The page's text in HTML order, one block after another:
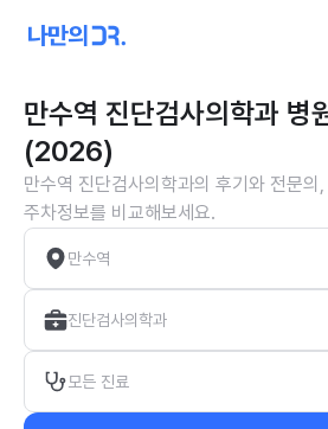
만수역 진단검사의학과 병
(2026)
만수역 진단검사의학과의 후기와 전문의
주차정보를 비교해보세요.
만수역
진단검사의학과
모든 진료